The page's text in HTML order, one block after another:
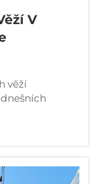
V
věží
celou
pomáhají
a slouží jako